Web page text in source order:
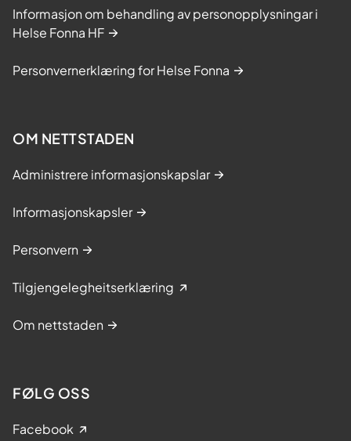
Informasjon om behandling av personopplysningar i
Helse Fonna HF
Personvernerklæring for Helse Fonna
OM NETTSTADEN
Administrere informasjonskapslar
Informasjonskapsler
Personvern
Tilgjengelegheitserklæring
Om nettstaden
FØLG OSS
Facebook